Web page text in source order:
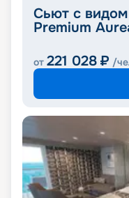
Сьют с
Premium
от 221 028 ₽ /